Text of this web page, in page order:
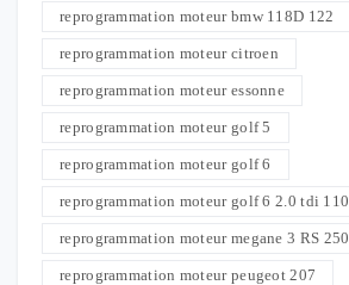
reprogrammation moteur bmw 118D 122
reprogrammation moteur citroen
reprogrammation moteur essonne
reprogrammation moteur golf 5
reprogrammation moteur golf 6
reprogrammation moteur golf 6 2.0 tdi 110
reprogrammation moteur megane 3 RS 250
reprogrammation moteur peugeot 207